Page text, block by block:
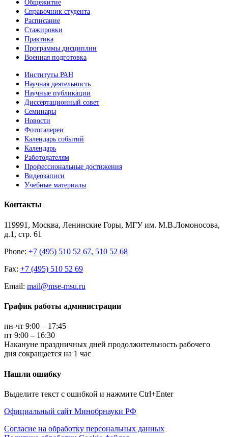
Общежитие
Справочник студента
Расписание
Стажировки
Практика
Программы дисциплин
Военная подготовка
Институты РАН
Научная деятельность
Научные публикации
Диссертационный совет
Семинары
Новости
Фотогалереи
Календарь событий
Календарь
Работодателям
Профессиональные достижения
Видеозаписи
Учебные материалы
Контакты
119991, Москва, Ленинские Горы, МГУ им. М.В.Ломоносова,
д.1, стр. 61
Phone: +7 (495) 510 52 67, 510 52 68
Fax: +7 (495) 510 52 69
Email: mail@mse-msu.ru
График работы администрации
пн-чт 9:00 – 17:45
пт 9:00 – 16:30
Накануне праздничных дней продолжительность рабочего
дня сокращается на 1 час
Нашли ошибку
Выделите текст с ошибкой и нажмите Ctrl+Enter
Официальный сайт Минобрнауки РФ
Согласие на обработку персональных данных